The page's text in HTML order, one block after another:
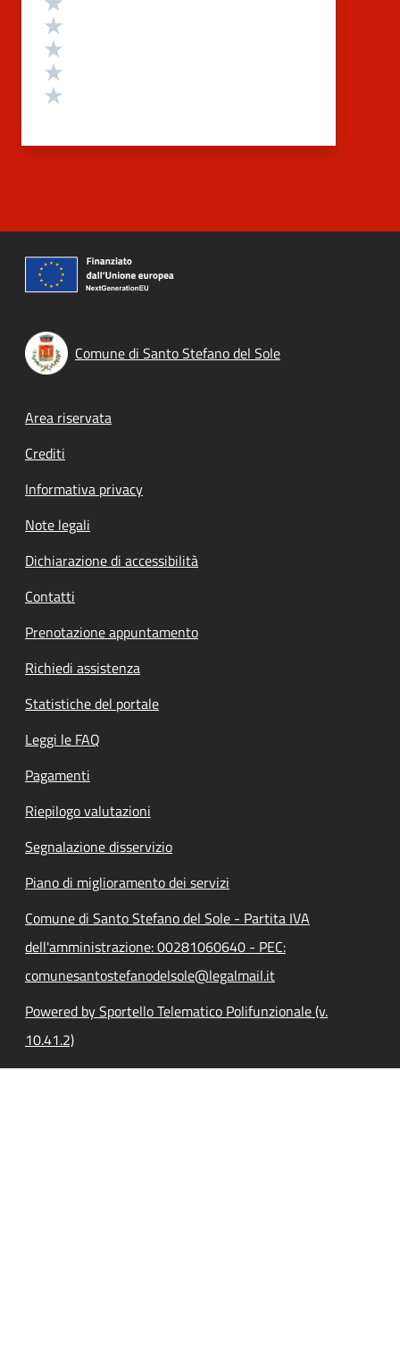
Comune di Santo Stefano del Sole
Footer menu
Area riservata
Crediti
Informativa privacy
Note legali
Dichiarazione di accessibilità
Contatti
Prenotazione appuntamento
Richiedi assistenza
Statistiche del portale
Leggi le FAQ
Pagamenti
Riepilogo valutazioni
Segnalazione disservizio
Piano di miglioramento dei servizi
Comune di Santo Stefano del Sole - Partita IVA
dell'amministrazione: 00281060640 - PEC:
comunesantostefanodelsole@legalmail.it
Powered by Sportello Telematico Polifunzionale (v.
10.41.2)